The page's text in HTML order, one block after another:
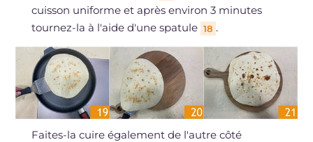
cuisson uniforme et après environ 3 minutes
tournez-la à l'aide d'une spatule 18 .
Faites-la cuire également de l'autre côté